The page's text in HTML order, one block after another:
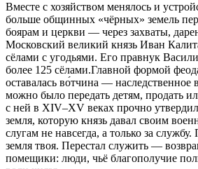
Вместе с хозяйством менялось и
больше общинных «чёрных» земель
боярам и церкви — через захваты,
Московский великий князь Иван
сёлами с угодьями. Его правнук
более 125 сёлами.Главной формой
оставалась во́тчина — наследственное
можно было передать детям, продать
с ней в XIV–XV веках прочно
земля, которую князь давал своим
слугам не навсегда, а только за
земля твоя. Перестал служить —
помещики: люди, чьё благополучие